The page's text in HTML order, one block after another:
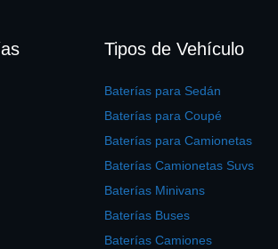
Tipos de Vehículo
Baterías para Sedán
Baterías para Coupé
Baterías para Camionetas
Baterías Camionetas Suvs
Baterías Minivans
Baterías Buses
Baterías Camiones